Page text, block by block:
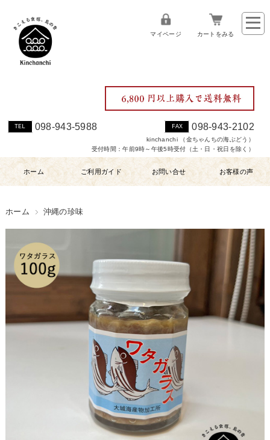
TEL 098-943-5988 FAX 098-943-2102
kinchanchi （金ちゃんちの海ぶどう）
受付時間：午前9時～午後5時受付（土・日・祝日を除く）
マイページ カートをみる
ホーム ご利用ガイド お問い合せ お客様の声
ホーム 沖縄の珍味